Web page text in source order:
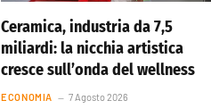
Ceramica, industria da 7,5
miliardi: la nicchia artistica
cresce sull’onda del wellness
ECONOMIA 7 Agosto 2026